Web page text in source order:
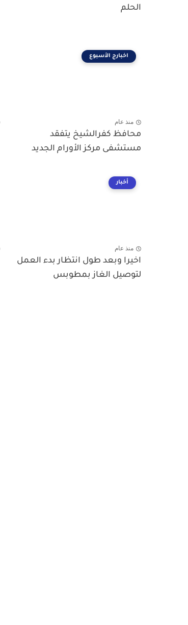
الحلم
اخبارج الأسبوع
منذ عام
محافظ كفرالشيخ يتفقد
مستشفى مركز الأورام الجديد
أخبار
منذ عام
اخيرا وبعد طول انتظار بدء العمل
لتوصيل الغاز بمطوبس